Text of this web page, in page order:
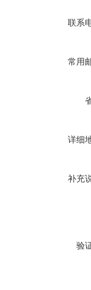
联系
常用
详细
补充
验